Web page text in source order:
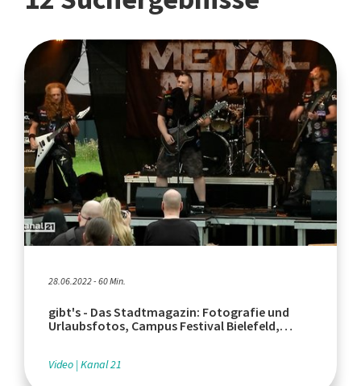
28.06.2022 - 60 Min.
gibt's - Das Stadtmagazin: Fotografie und
Urlaubsfotos, Campus Festival Bielefeld,
Video Kanal 21